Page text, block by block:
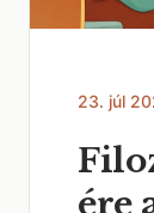
23. júl
ére